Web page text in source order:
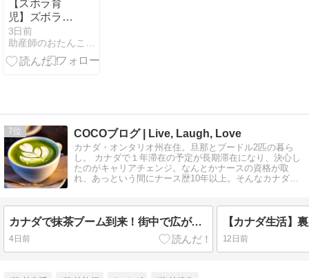
【ズボラ育
児】ズボラ育
児漫画再開
3日前
助産師のおたんこ学級
7 COCOブログ | Live, Laugh, Love
カナダ・オンタリオ州在住。旦那とプードル2匹の暮ら
し。 カナダで１年滞在の予定が長期滞在になり、決心し
たのがキャリアチェンジ。なんとかナースの資格が取
れ、あっという間にナース歴10年以上。そんなカナダ生
カナダで抹茶ブーム到来！街中で広がる日本の抹茶の魅力
4日前 12日前